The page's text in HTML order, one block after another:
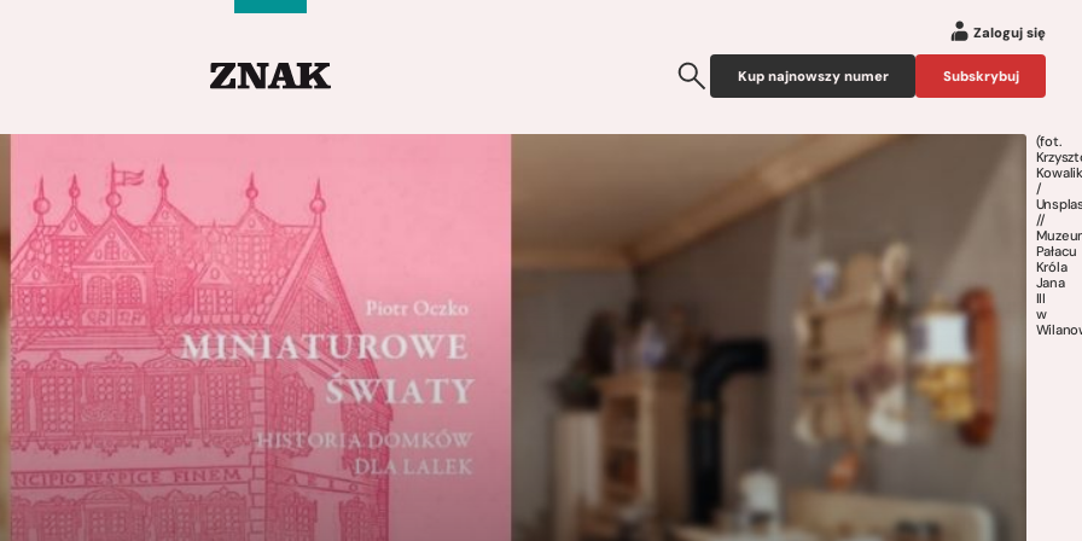
Zaloguj się
Kup najnowszy numer Subskrybuj
(fot.
Kowalik
/
//
Pałacu
Króla
Jana
III
w